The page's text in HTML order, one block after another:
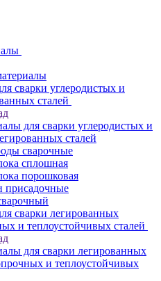
сварки углеродистых и
сталей
для сварки углеродистых и
сталей
сварочные
сплошная
порошковая
присадочные
сварки легированных
и теплоустойчивых сталей
для сварки легированных
и теплоустойчивых